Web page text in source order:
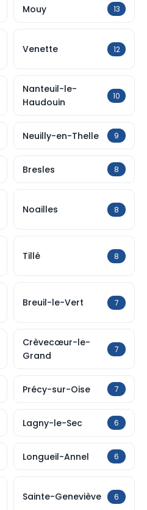
Mouy 13
Venette 12
Nanteuil-le-
Haudouin
10
Neuilly-en-Thelle 9
Bresles 8
Noailles 8
Tillé 8
Breuil-le-Vert 7
Crèvecœur-le-
Grand
7
Précy-sur-Oise 7
Lagny-le-Sec 6
Longueil-Annel 6
Sainte-Geneviève 6